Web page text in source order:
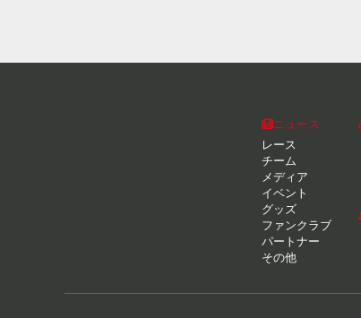
ニュース
レース
チーム
メディア
イベント
グッズ
ファンクラブ
パートナー
その他